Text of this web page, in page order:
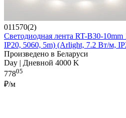
011570(2)
Светодиодная лента RT-B30-
IP20, 5060, 5m) (Arlight, 7.2 Вт/м,
Произведено в Беларуси
Day | Дневной 4000 K
77805
₽/м